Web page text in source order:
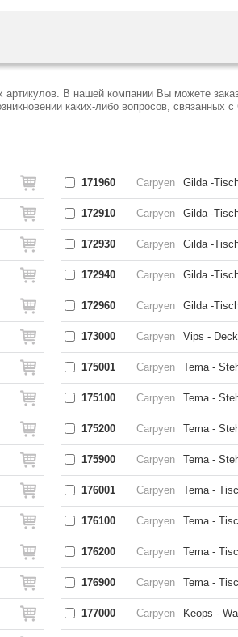
В нашей компании Вы можете
каких-либо вопросов, связанных с
171960 Carpyen Gilda -
172910 Carpyen Gilda -
172930 Carpyen Gilda -
172940 Carpyen Gilda -
172960 Carpyen Gilda -
173000 Carpyen Vips -
175001 Carpyen Tema -
175100 Carpyen Tema -
175200 Carpyen Tema -
175900 Carpyen Tema -
176001 Carpyen Tema -
176100 Carpyen Tema -
176200 Carpyen Tema -
176900 Carpyen Tema -
177000 Carpyen Keops -